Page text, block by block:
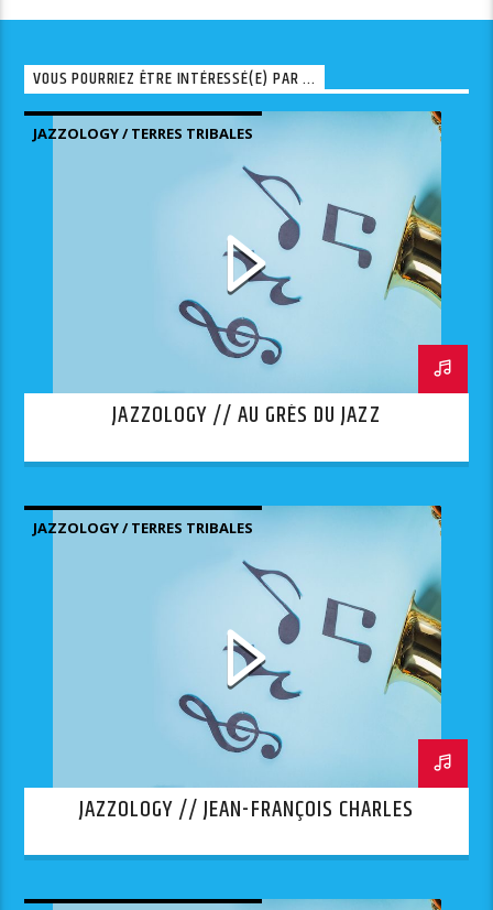
VOUS POURRIEZ ÊTRE INTÉRESSÉ(E) PAR ...
JAZZOLOGY / TERRES TRIBALES
JAZZOLOGY // AU GRÈS DU JAZZ
JAZZOLOGY / TERRES TRIBALES
JAZZOLOGY // JEAN-FRANÇOIS CHARLES